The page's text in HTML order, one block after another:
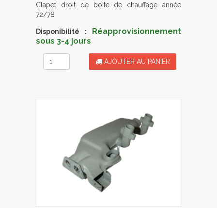
Clapet droit de boite de chauffage année
72/78
Disponibilité :
Réapprovisionnement
sous 3-4 jours
AJOUTER AU PANIER